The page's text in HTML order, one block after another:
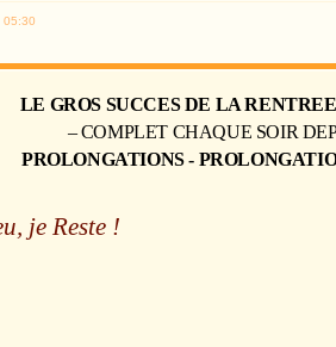
05:30
LE GROS SUCCES DE LA
– COMPLET CHAQUE SOIR
PROLONGATIONS -